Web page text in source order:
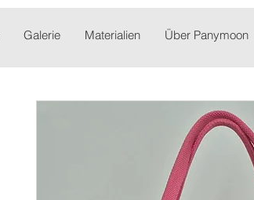
Galerie Materialien Über Panymoon